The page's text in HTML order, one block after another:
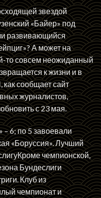
звездой
«Байер» под
развивающийся
А может на
то совсем неожиданный
к жизни и в
как сообщает сайт
журналистов,
с 23 мая.
– 6; по 5 завоевали
«Боруссия». Лучший
чемпионской,
Бундеслиги
Клуб из
чемпионат и